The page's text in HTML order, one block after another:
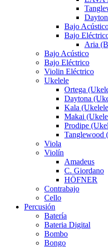
Bajo
Bajo
Aria
Bajo Acústico
Bajo Eléctrico
Violin Eléctrico
Ukelele
Ortega
Daytona
Kala
Makai
Prodipe
Tanglewood
Viola
Violín
Amadeus
C. Giordano
HÖFNER
Contrabajo
Cello
Percusión
Batería
Bateria Digital
Bombo
Bongo